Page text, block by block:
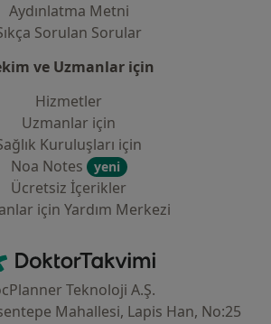
Aydınlatma Metni
Sorulan Sorular
ve Uzmanlar için
Hizmetler
Uzmanlar için
Kuruluşları için
Noa Notes
yeni
Ücretsiz İçerikler
için Yardım Merkezi
DoktorTakvimi - Ana Sayfa
Teknoloji A.Ş.
Mahallesi, Lapis Han, No:25